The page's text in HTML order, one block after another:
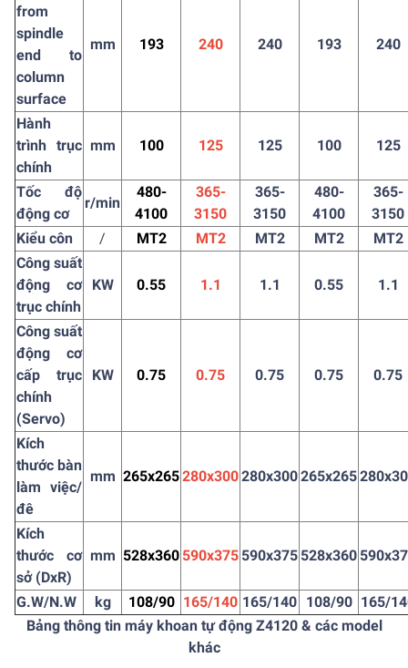
from
spindle
end to
column
surface
mm 193 240 240 193 240
Hành
trình trục
chính
mm 100 125 125 100 125
Tốc độ
động cơ
r/min
480-
4100
365-
3150
365-
3150
480-
4100
365-
3150
Kiểu côn
/ MT2 MT2 MT2 MT2
MT2
Công suất
động cơ
trục chính
KW 0.55 1.1 1.1 0.55 1.1
Công suất
động cơ
cấp trục
chính
(Servo)
KW 0.75 0.75 0.75 0.75 0.75
Kích
thước bàn
làm việc/
đê
mm 265x265280x300280x300265x265
Kích
thước cơ
sở (DxR)
mm 528x360 590x375 590x375 528x360
G.W/N.W kg 108/90 165/140 165/140 108/90 165/
Bảng thông tin máy khoan tự động Z4120 & các model
khác